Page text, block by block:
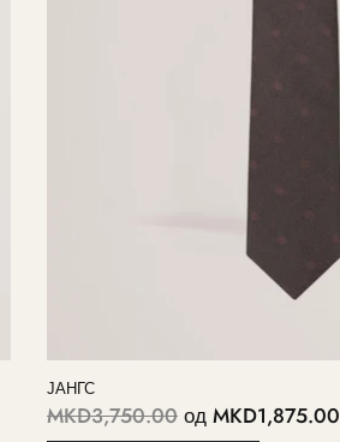
ЈАНГС
MKD3,750.00од MKD1,875.00